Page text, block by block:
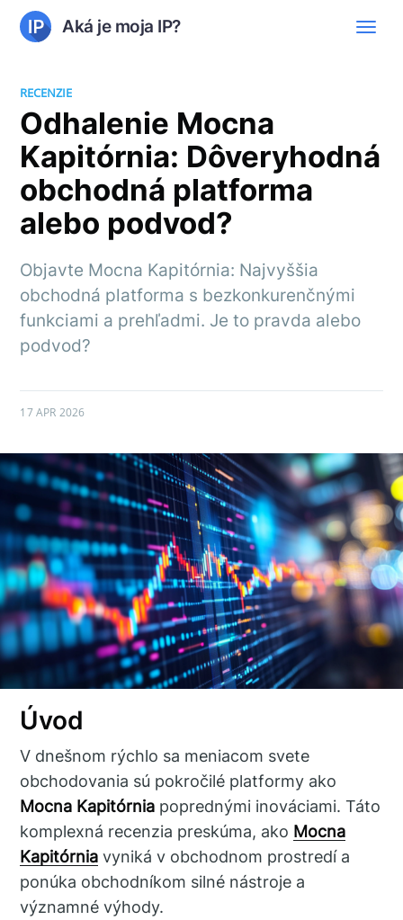
Aká je moja IP?
RECENZIE
Odhalenie Mocna
Kapitórnia: Dôveryhodná
obchodná platforma
alebo podvod?
Objavte Mocna Kapitórnia: Najvyššia
obchodná platforma s bezkonkurenčnými
funkciami a prehľadmi. Je to pravda alebo
podvod?
17 APR 2026
Úvod
V dnešnom rýchlo sa meniacom svete
obchodovania sú pokročilé platformy ako
Mocna Kapitórnia poprednými inováciami. Táto
komplexná recenzia preskúma, ako Mocna
Kapitórnia vyniká v obchodnom prostredí a
ponúka obchodníkom silné nástroje a
významné výhody.